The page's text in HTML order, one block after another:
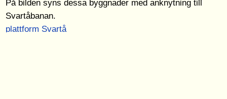
På bilden syns dessa byggnader med anknytning till
Svartåbanan.
plattform Svartå